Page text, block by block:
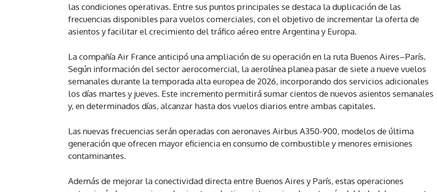
las condiciones operativas. Entre sus puntos principales se destaca la duplicación de las
frecuencias disponibles para vuelos comerciales, con el objetivo de incrementar la oferta de
asientos y facilitar el crecimiento del tráfico aéreo entre Argentina y Europa.
La compañía Air France anticipó una ampliación de su operación en la ruta Buenos Aires–París.
Según información del sector aerocomercial, la aerolínea planea pasar de siete a nueve vuelos
semanales durante la temporada alta europea de 2026, incorporando dos servicios adicionales
los días martes y jueves. Este incremento permitirá sumar cientos de nuevos asientos semanales
y, en determinados días, alcanzar hasta dos vuelos diarios entre ambas capitales.
Las nuevas frecuencias serán operadas con aeronaves Airbus A350-900, modelos de última
generación que ofrecen mayor eficiencia en consumo de combustible y menores emisiones
contaminantes.
Además de mejorar la conectividad directa entre Buenos Aires y París, estas operaciones